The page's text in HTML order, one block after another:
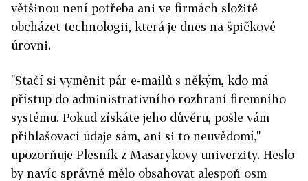
většinou není potřeba ani ve firmách složitě
obcházet technologii, která je dnes na špičkové
úrovni.
"Stačí si vyměnit pár e-mailů s někým, kdo má
přístup do administrativního rozhraní firemního
systému. Pokud získáte jeho důvěru, pošle vám
přihlašovací údaje sám, ani si to neuvědomí,"
upozorňuje Plesník z Masarykovy univerzity. Heslo
by navíc správně mělo obsahovat alespoň osm